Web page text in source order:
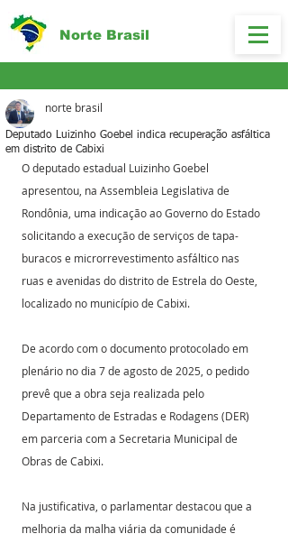
Norte Brasil
Deputado Luizinho Goebel indica recuperação asfáltica
em distrito de Cabixi
norte brasil
O deputado estadual Luizinho Goebel
apresentou, na Assembleia Legislativa de
Rondônia, uma indicação ao Governo do Estado
solicitando a execução de serviços de tapa-
buracos e microrrevestimento asfáltico nas
ruas e avenidas do distrito de Estrela do Oeste,
localizado no município de Cabixi.
De acordo com o documento protocolado em
plenário no dia 7 de agosto de 2025, o pedido
prevê que a obra seja realizada pelo
Departamento de Estradas e Rodagens (DER)
em parceria com a Secretaria Municipal de
Obras de Cabixi.
Na justificativa, o parlamentar destacou que a
melhoria da malha viária da comunidade é